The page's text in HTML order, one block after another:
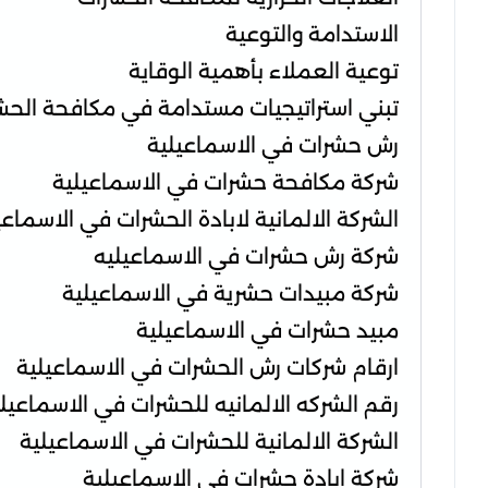
الاستدامة والتوعية
توعية العملاء بأهمية الوقاية
تبني استراتيجيات مستدامة في مكافحة
رش حشرات في الاسماعيلية
شركة مكافحة حشرات في الاسماعيلية
الشركة الالمانية لابادة الحشرات في
شركة رش حشرات في الاسماعيليه
شركة مبيدات حشرية في الاسماعيلية
مبيد حشرات في الاسماعيلية
ارقام شركات رش الحشرات في الاسماعيلية
رقم الشركه الالمانيه للحشرات في
الشركة الالمانية للحشرات في الاسماعيلية
شركة ابادة حشرات في الاسماعيلية